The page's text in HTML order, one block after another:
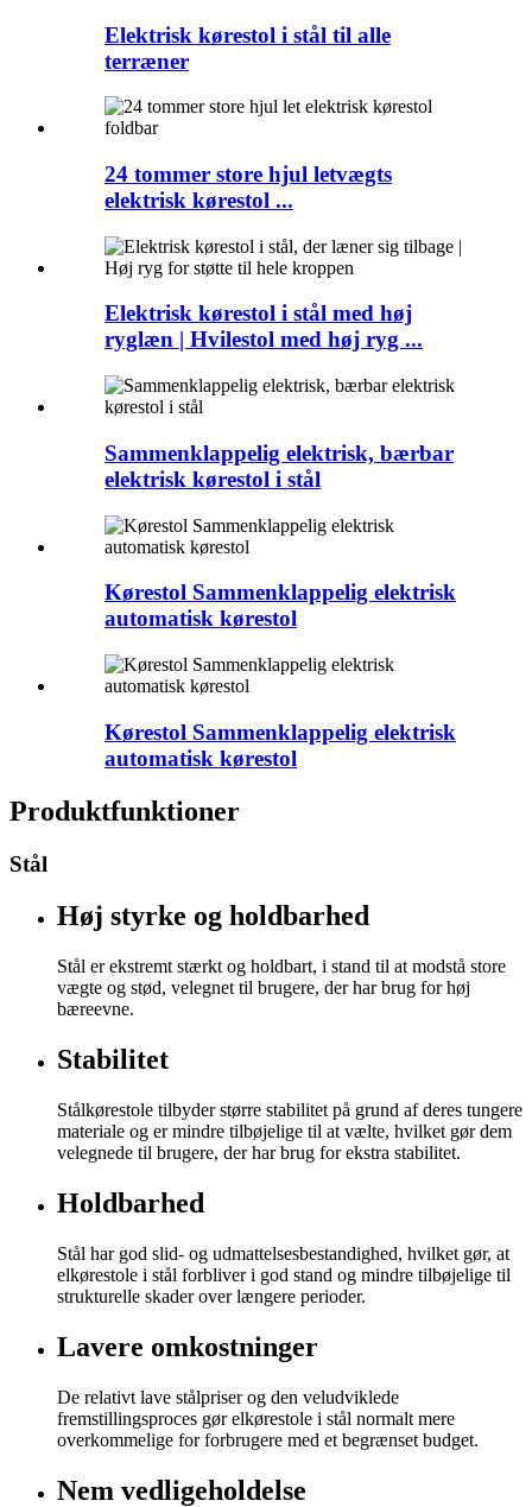
Elektrisk kørestol i stål til alle
terræner
24 tommer store hjul letvægts
elektrisk kørestol ...
Elektrisk kørestol i stål med høj
ryglæn | Hvilestol med høj ryg ...
Sammenklappelig elektrisk, bærbar
elektrisk kørestol i stål
Kørestol Sammenklappelig elektrisk
automatisk kørestol
Kørestol Sammenklappelig elektrisk
automatisk kørestol
Produktfunktioner
Stål
Høj styrke og holdbarhed
Stål er ekstremt stærkt og holdbart, i stand til at modstå store
vægte og stød, velegnet til brugere, der har brug for høj
bæreevne.
Stabilitet
Stålkørestole tilbyder større stabilitet på grund af deres tungere
materiale og er mindre tilbøjelige til at vælte, hvilket gør dem
velegnede til brugere, der har brug for ekstra stabilitet.
Holdbarhed
Stål har god slid- og udmattelsesbestandighed, hvilket gør, at
elkørestole i stål forbliver i god stand og mindre tilbøjelige til
strukturelle skader over længere perioder.
Lavere omkostninger
De relativt lave stålpriser og den veludviklede
fremstillingsproces gør elkørestole i stål normalt mere
overkommelige for forbrugere med et begrænset budget.
Nem vedligeholdelse